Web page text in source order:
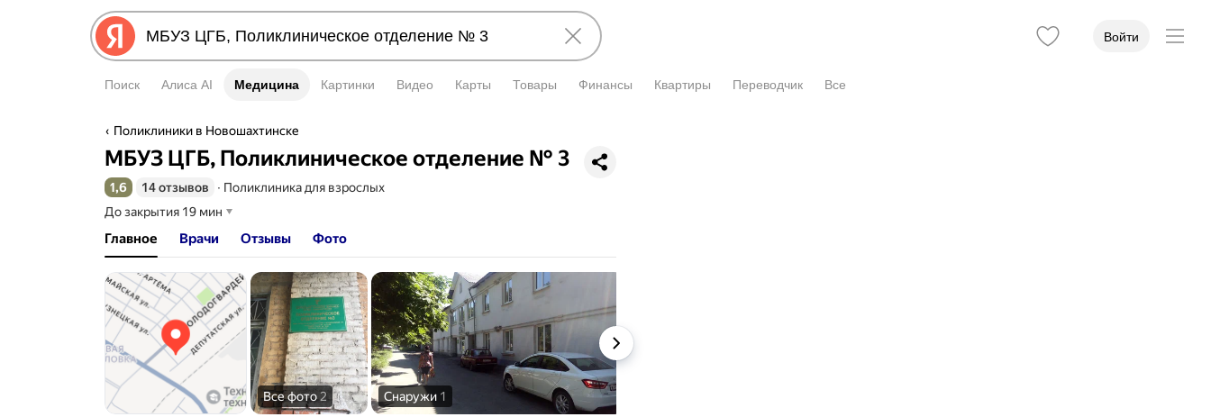
Войти
Поиск Алиса AI Медицина
Медицина Картинки Видео Карты Товары Финансы Квартиры Переводчик Все
Поликлиники в Новошахтинске
МБУЗ ЦГБ, Поликлиническое отделение № 3
Рейтинг 1,6 из 5
1,6 14 отзывов ∙ Поликлиника для взрослых
До закрытия 19 мин
Главное Врачи Отзывы Фото
Все фото2 Снаружи 1